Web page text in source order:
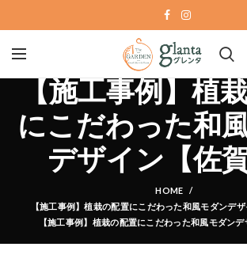
【施工事例】植
にこだわった和
デザイン【佐賀
HOME
【施工事例】植栽の配置にこだわった和風モダンデザ
【施工事例】植栽の配置にこだわった和風モダンデ